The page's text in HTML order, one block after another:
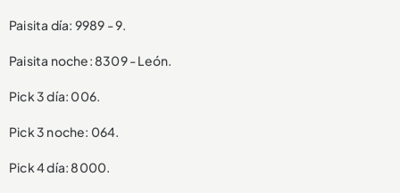
Paisita día: 9989 - 9.
Paisita noche: 8309 - León.
Pick 3 día: 006.
Pick 3 noche: 064.
Pick 4 día: 8000.